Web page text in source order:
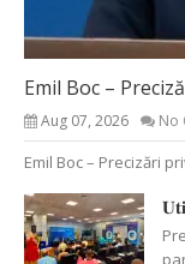
Emil Boc –
Aug 07, 2026 No
Emil Boc – Precizări